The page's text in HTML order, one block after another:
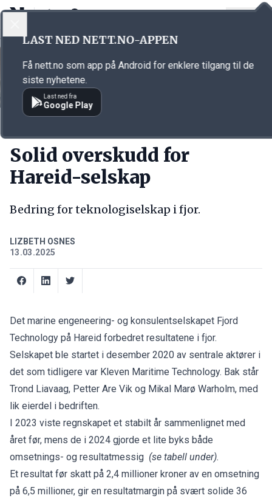
Annonsørinnhold
Solid overskudd for
Hareid-selskap
Bedring for teknologiselskap i fjor.
LIZBETH OSNES
13.03.2025
Det marine engeneering- og konsulentselskapet Fjord
Technology på Hareid forbedret resultatene i fjor.
Selskapet ble startet i desember 2020 av sentrale aktører i
det som tidligere var Kleven Maritime Technology. Bak står
Trond Liavaag, Petter Are Vik og Mikal Marø Warholm, med
lik eierdel i bedriften.
I 2023 viste regnskapet et stabilt år sammenlignet med
året før, mens de i 2024 gjorde et lite byks både
omsetnings- og resultatmessig (se tabell under).
Et resultat før skatt på 2,4 millioner kroner av en omsetning
på 6,5 millioner, gir en resultatmargin på svært solide 36
LAST NED NETT.NO-APPEN
Få nett.no som app på Android for enklere tilgang til de
siste nyhetene.
Last ned fra
Google Play